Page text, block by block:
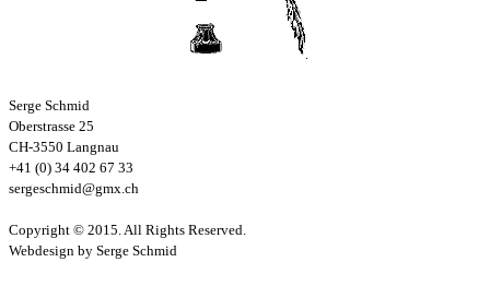
Serge Schmid
Oberstrasse 25
CH-3550 Langnau
+41 (0) 34 402 67 33
sergeschmid@gmx.ch
Copyright © 2015. All Rights Reserved.
Webdesign by Serge Schmid